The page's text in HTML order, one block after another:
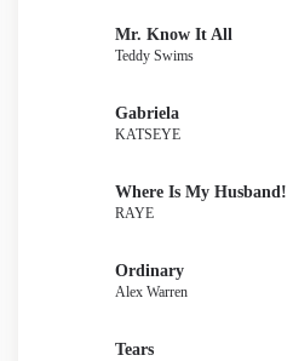
Mr. Know It All
Teddy Swims
Gabriela
KATSEYE
Where Is My Husband!
RAYE
Ordinary
Alex Warren
Tears